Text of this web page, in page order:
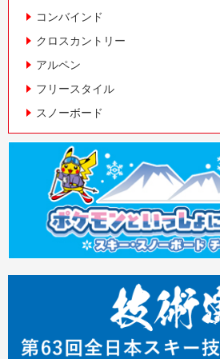
コンバインド
クロスカントリー
アルペン
フリースタイル
スノーボード